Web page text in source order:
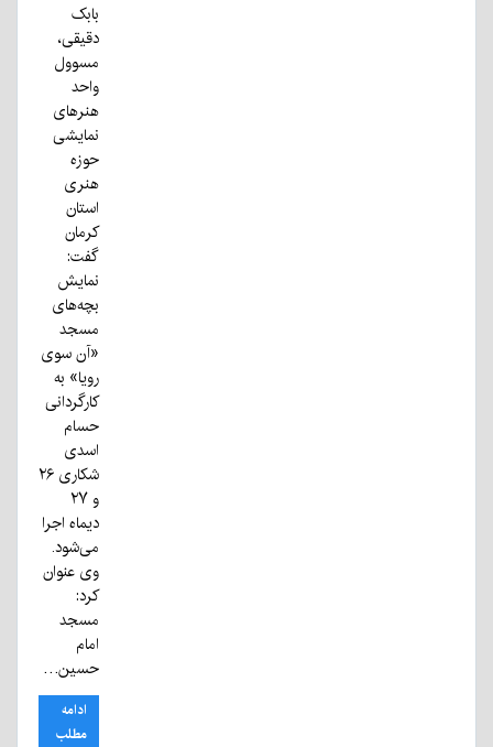
بابک
دقیقی،
مسوول
واحد
هنر‌های
نمایشی
حوزه
هنری
استان
کرمان
گفت:
نمایش
بچه‌های
مسجد
«آن سوی
رویا» به
کارگردانی
حسام
اسدی
شکاری ۲۶
و ۲۷
دیماه اجرا
می‌شود.
وی عنوان
کرد:
مسجد
امام
حسین…
ادامه
مطلب